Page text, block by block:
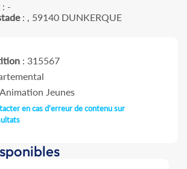
: -
: , 59140 DUNKERQUE
: 315567
Jeunes
en cas d'erreur de contenu sur